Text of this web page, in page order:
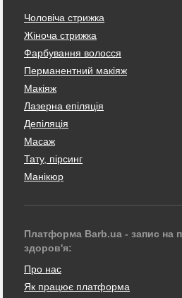
Чоловіча стрижка
Жіноча стрижка
Фарбування волосся
Перманентний макіяж
Макіяж
Лазерна епіляція
Депіляція
Масаж
Тату, пірсинг
Манікюр
Платформа Barb.ua - запис на
здоров'я:
Про нас
Як працює платформа